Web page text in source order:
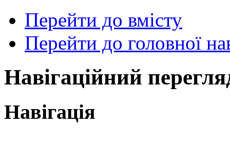
Перейти до вмісту
Перейти до головної
Навігаційний
Навігація